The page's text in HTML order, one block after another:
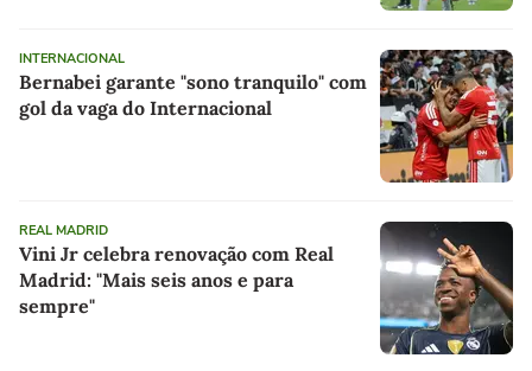
INTERNACIONAL
Bernabei garante "sono tranquilo" com
gol da vaga do Internacional
REAL MADRID
Vini Jr celebra renovação com Real
Madrid: "Mais seis anos e para
sempre"